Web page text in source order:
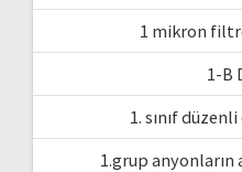
1 mikron
1-B
1. sınıf
1.grup